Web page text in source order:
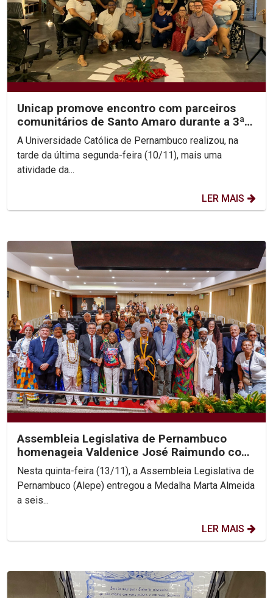
Unicap promove encontro com parceiros
comunitários de Santo Amaro durante a 3ª
Jornada de...
A Universidade Católica de Pernambuco realizou, na
tarde da última segunda-feira (10/11), mais uma
atividade da...
LER MAIS
Assembleia Legislativa de Pernambuco
homenageia Valdenice José Raimundo com
Medalha Marta Almeida...
Nesta quinta-feira (13/11), a Assembleia Legislativa de
Pernambuco (Alepe) entregou a Medalha Marta Almeida
a seis...
LER MAIS